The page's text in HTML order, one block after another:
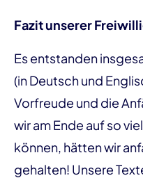
Fazit unserer
Es entstanden
(in Deutsch und
Vorfreude und die
wir am Ende auf so
können, hätten wir
gehalten! Unsere